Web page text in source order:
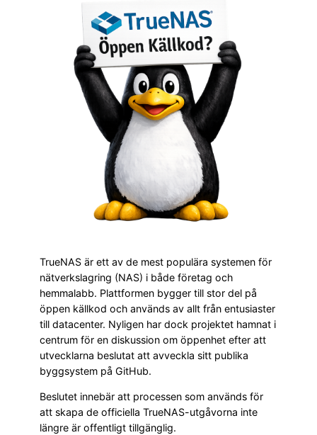
TrueNAS är ett av de mest populära systemen för
nätverkslagring (NAS) i både företag och
hemmalabb. Plattformen bygger till stor del på
öppen källkod och används av allt från entusiaster
till datacenter. Nyligen har dock projektet hamnat i
centrum för en diskussion om öppenhet efter att
utvecklarna beslutat att avveckla sitt publika
byggsystem på GitHub.
Beslutet innebär att processen som används för
att skapa de officiella TrueNAS-utgåvorna inte
längre är offentligt tillgänglig.